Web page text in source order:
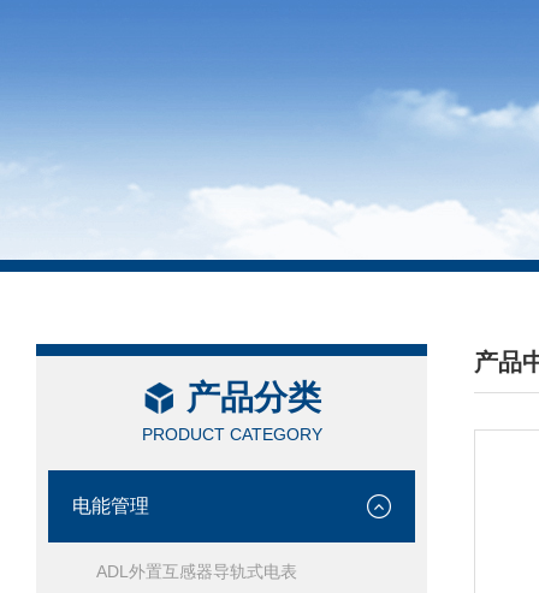
产品分类
PRODUCT CATEGORY
电能管理
ADL外置互感器导轨式电表
产品
/